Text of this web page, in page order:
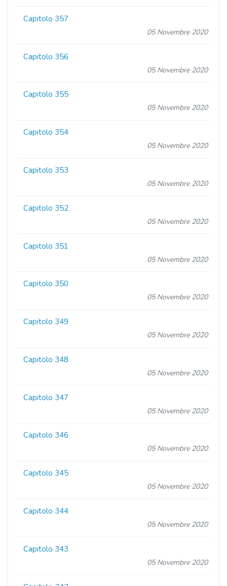
Capitolo 357
05 Novembre 2020
Capitolo 356
05 Novembre 2020
Capitolo 355
05 Novembre 2020
Capitolo 354
05 Novembre 2020
Capitolo 353
05 Novembre 2020
Capitolo 352
05 Novembre 2020
Capitolo 351
05 Novembre 2020
Capitolo 350
05 Novembre 2020
Capitolo 349
05 Novembre 2020
Capitolo 348
05 Novembre 2020
Capitolo 347
05 Novembre 2020
Capitolo 346
05 Novembre 2020
Capitolo 345
05 Novembre 2020
Capitolo 344
05 Novembre 2020
Capitolo 343
05 Novembre 2020